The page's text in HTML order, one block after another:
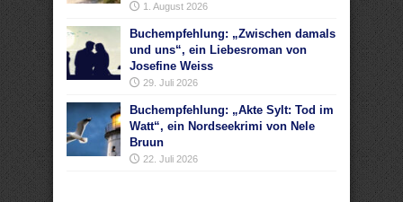
1. August 2026
Buchempfehlung: „Zwischen damals
und uns“, ein Liebesroman von
Josefine Weiss
29. Juli 2026
Buchempfehlung: „Akte Sylt: Tod im
Watt“, ein Nordseekrimi von Nele
Bruun
22. Juli 2026